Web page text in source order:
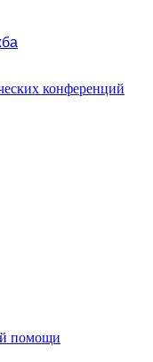
конференций
помощи